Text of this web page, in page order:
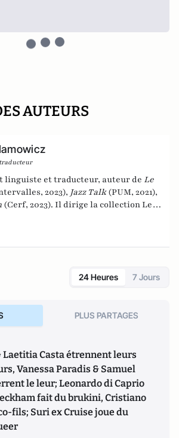
AUTEURS
linguiste et traducteur, auteur de Le
2023), Jazz Talk(PUM, 2021),
(Cerf, 2023). Il dirige la collection Le
éditions Intervalles et a participé à
par Pierre-André Taguieff
24 Heures 7 Jours
PLUS PARTAGES
Laetitia Casta étrennent leurs
Vanessa Paradis & Samuel
le leur; Leonardo di Caprio
fait du brukini, Cristiano
fils; Suri ex Cruise joue du